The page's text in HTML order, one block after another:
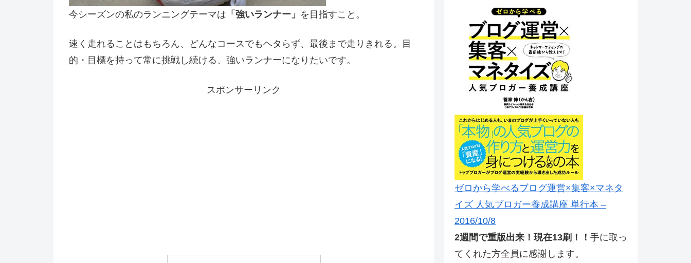
今シーズンの私のランニングテーマは 「強いランナー」 を目指すこと。
速く走れることはもちろん、どんなコースでもヘタらず、最後まで走りきれる。目
的・目標を持って常に挑戦し続ける、強いランナーになりたいです。
スポンサーリンク
ゼロから学べるブログ運営×集客×マネタ
イズ 人気ブロガー養成講座 単行本 –
2016/10/8
2週間で重版出来！現在13刷！！ 手に取っ
てくれた方全員に感謝します。